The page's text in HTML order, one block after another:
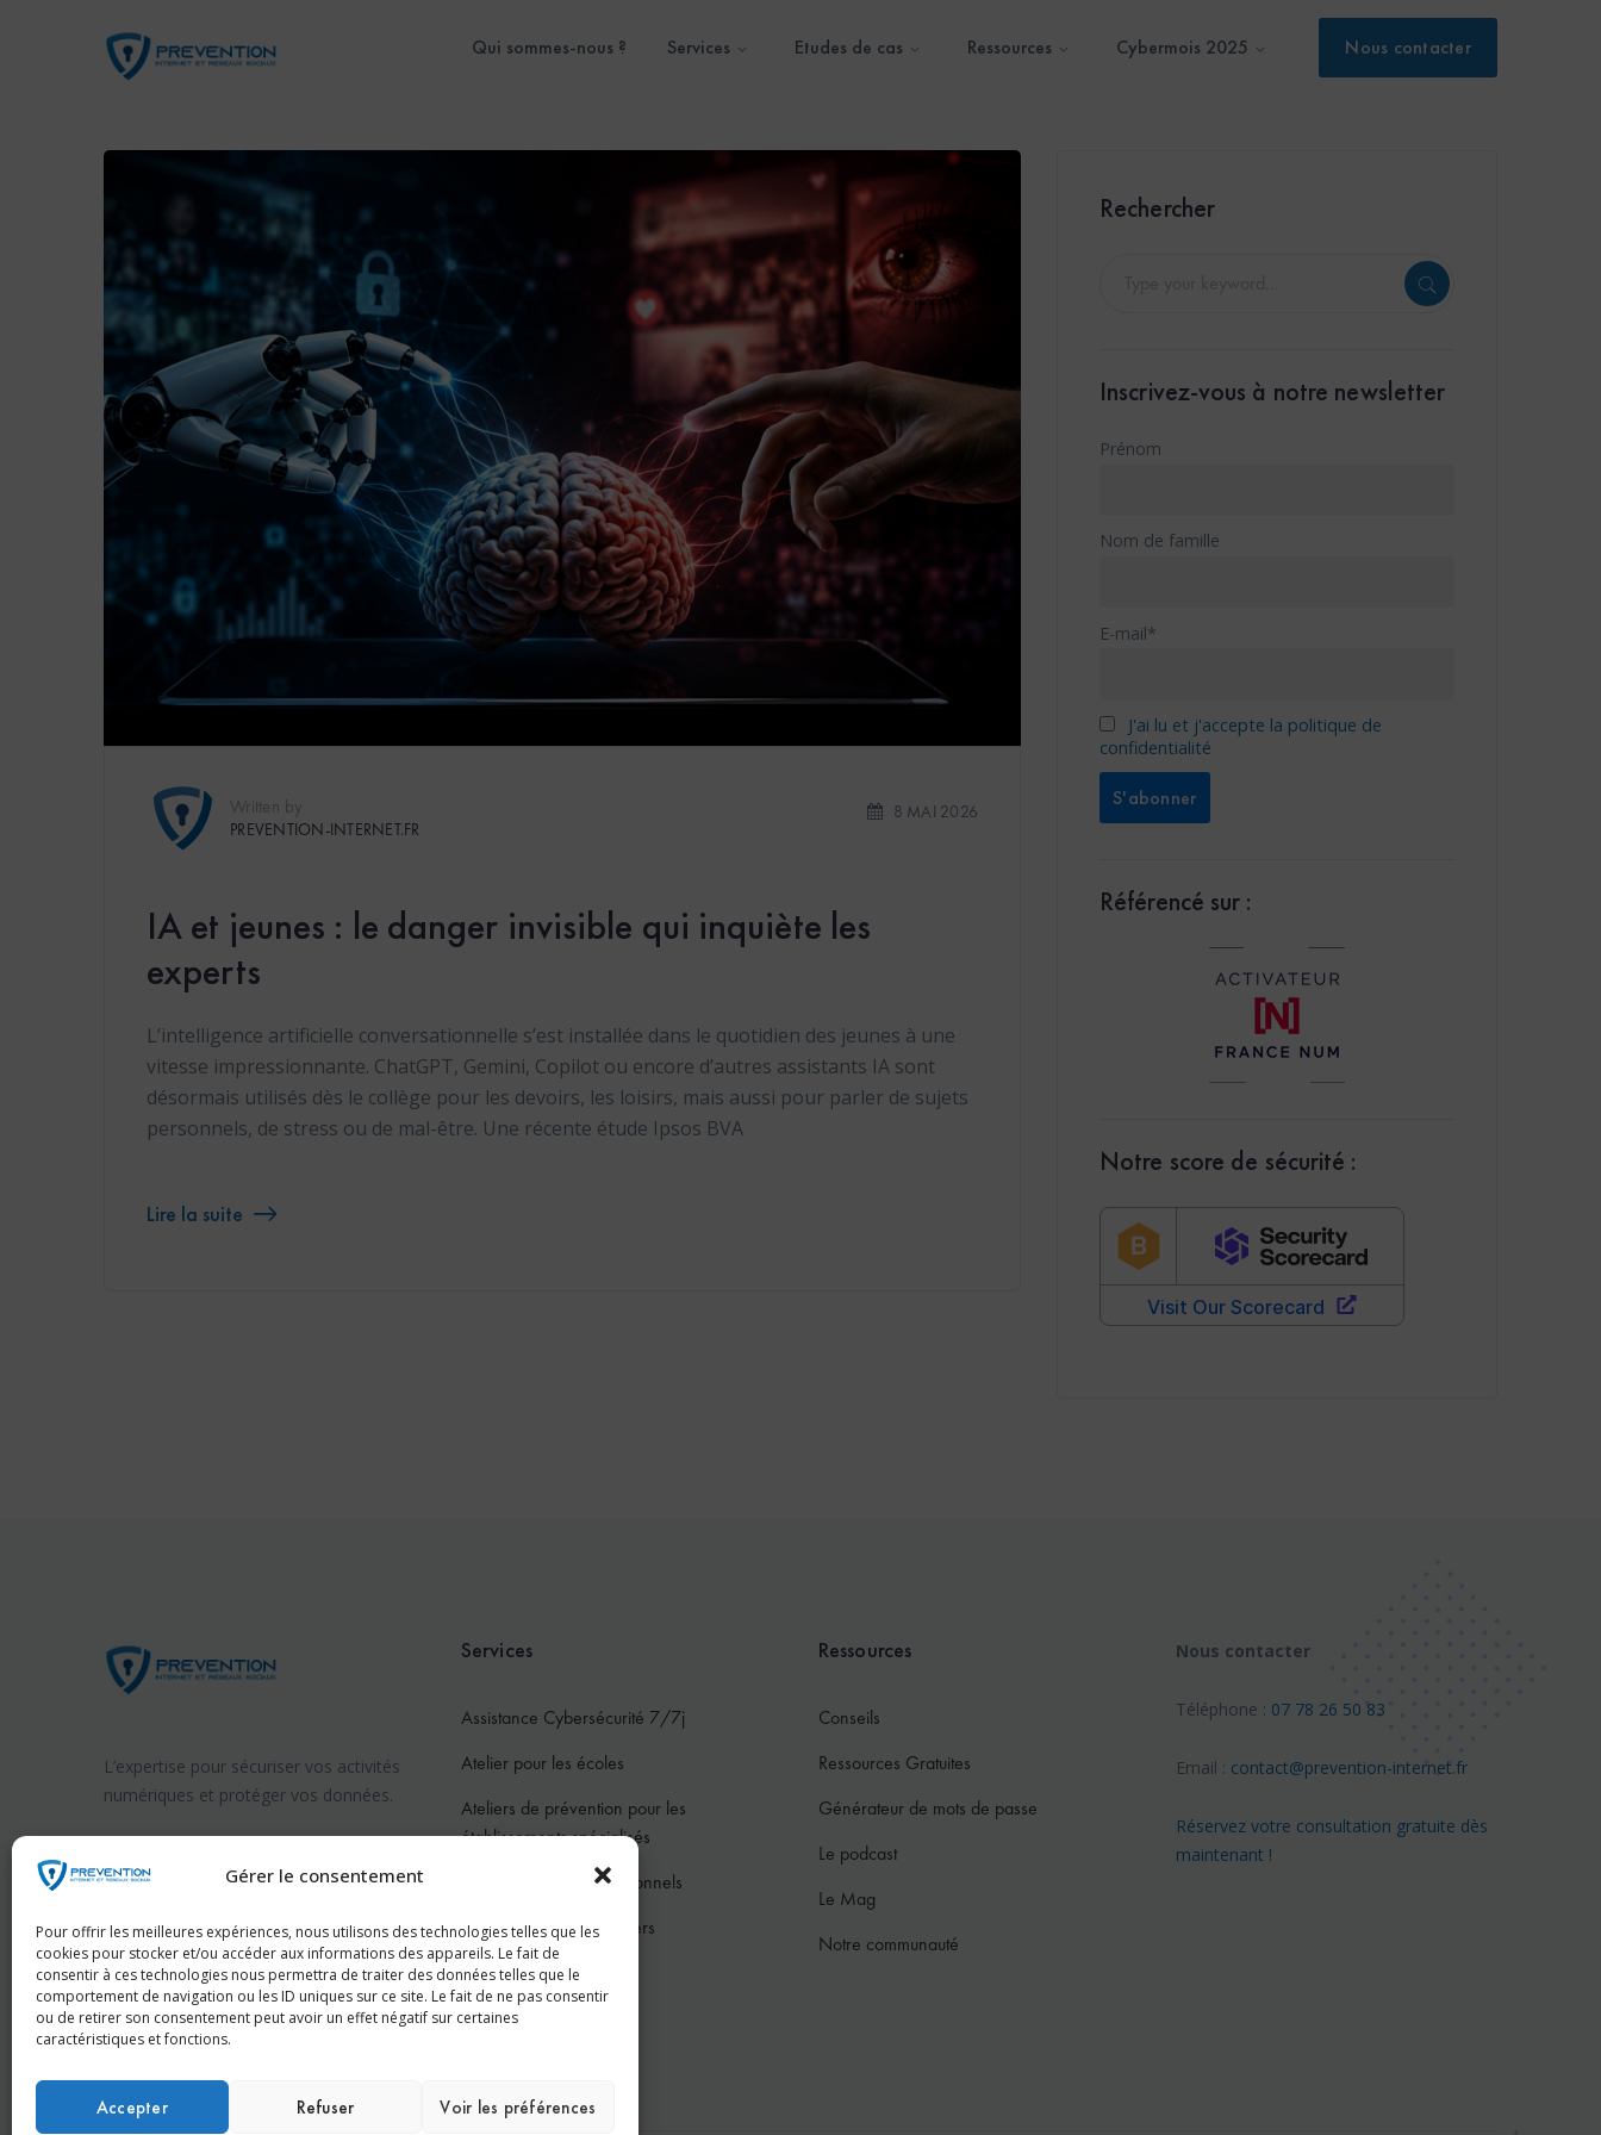
Gérer le consentement
Pour offrir les meilleures expériences, nous utilisons des technologies telles que les
cookies pour stocker et/ou accéder aux informations des appareils. Le fait de
consentir à ces technologies nous permettra de traiter des données telles que le
comportement de navigation ou les ID uniques sur ce site. Le fait de ne pas consentir
ou de retirer son consentement peut avoir un effet négatif sur certaines
caractéristiques et fonctions.
Accepter Refuser Voir les préférences
Nous contacter
Qui sommes-nous ? Services Etudes de cas Ressources Cybermois 2025
PREVENTION-INTERNET.FR
8 MAI 2026
IA et jeunes : le danger invisible qui inquiète les
experts
L’intelligence artificielle conversationnelle s’est installée dans le quotidien des jeunes à une
vitesse impressionnante. ChatGPT, Gemini, Copilot ou encore d’autres assistants IA sont
désormais utilisés dès le collège pour les devoirs, les loisirs, mais aussi pour parler de sujets
personnels, de stress ou de mal-être. Une récente étude Ipsos BVA
Lire la suite
Rechercher
Inscrivez-vous à notre newsletter
Prénom
Nom de famille
E-mail*
J'ai lu et j'accepte la politique de
confidentialité
Référencé sur :
Notre score de sécurité :
L’expertise pour sécuriser vos activités
numériques et protéger vos données.
Prévention internet en Suisse
Services
Assistance Cybersécurité 7/7j
Atelier pour les écoles
Ateliers de prévention pour les
établissements spécialisés
Atelier pour les professionnels
Atelier pour les particuliers
Pour les jeunes
Conférences
Ressources
Conseils
Ressources Gratuites
Générateur de mots de passe
Le podcast
Le Mag
Notre communauté
Nous contacter
Téléphone : 07 78 26 50 83
Email : contact@prevention-internet.fr
Réservez votre consultation gratuite dès
maintenant !